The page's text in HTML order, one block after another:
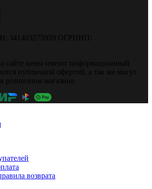
341403275959 ОГРНИП:
сайте цены имеют информационный
публичной офертой, а так же могут
розничном магазине.
возврата